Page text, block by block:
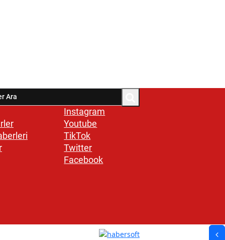
Instagram
Youtube
TikTok
Twitter
Facebook